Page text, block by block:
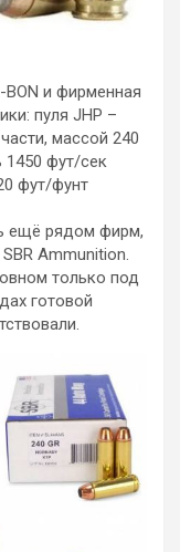
BON и фирменная
пуля JHP –
массой 240
1450 фут/сек
фут/фунт
ещё рядом фирм,
Ammunition.
только под
готовой